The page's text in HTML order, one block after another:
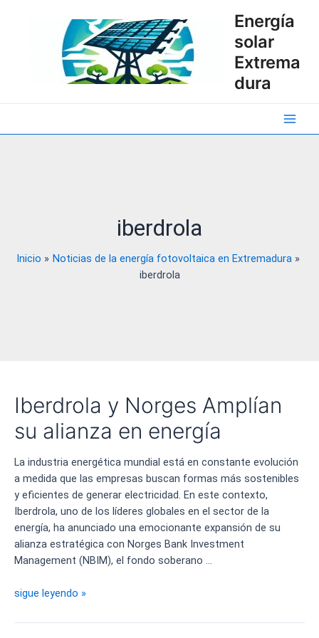
Energía
solar
Extrema
dura
Main
iberdrola
Inicio
Noticias de la energía fotovoltaica en Extremadura
iberdrola
Iberdrola y Norges Amplían
su alianza en energía
La industria energética mundial está en constante evolución
a medida que las empresas buscan formas más sostenibles
y eficientes de generar electricidad. En este contexto,
Iberdrola, uno de los líderes globales en el sector de la
energía, ha anunciado una emocionante expansión de su
alianza estratégica con Norges Bank Investment
Management (NBIM), el fondo soberano …
Iberdrola
Norges
sigue leyendo »